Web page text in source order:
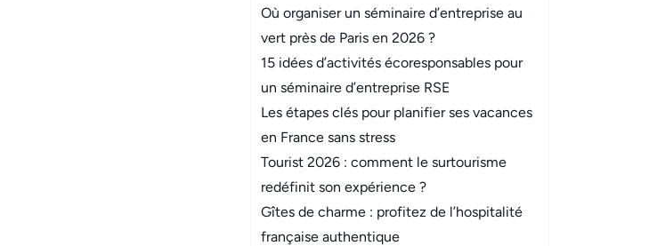
Où organiser un séminaire d’entreprise au
vert près de Paris en 2026 ?
15 idées d’activités écoresponsables pour
un séminaire d’entreprise RSE
Les étapes clés pour planifier ses vacances
en France sans stress
Tourist 2026 : comment le surtourisme
redéfinit son expérience ?
Gîtes de charme : profitez de l’hospitalité
française authentique